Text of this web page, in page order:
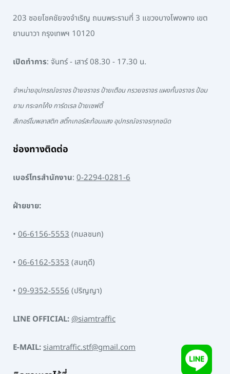
203 ซอยโชคชัยจงจำเริญ ถนนพระรามที่ 3 แขวงบางโพงพาง เขต
ยานนาวา กรุงเทพฯ 10120
เปิดทำการ: จันทร์ - เสาร์ 08.30 - 17.30 น.
จำหน่ายอุปกรณ์จราจร ป้ายจราจร ป้ายเตือน กรวยจราจร แผงกั้นจราจร ป้อม
ยาม กระจกโค้ง การ์ดเรล ป้ายเซฟตี้
สีเทอร์โมพลาสติก สติ๊กเกอร์สะท้อนแสง อุปกรณ์จราจรทุกชนิด
ช่องทางติดต่อ
เบอร์โทรสำนักงาน: 0-2294-0281-6
ฝ่ายขาย:
• 06-6156-5553(กมลชนก)
• 06-6162-5353(สมฤดี)
• 09-9352-5556(ปริญญา)
LINE OFFICIAL:@siamtraffic
E-MAIL:siamtraffic.stf@gmail.com